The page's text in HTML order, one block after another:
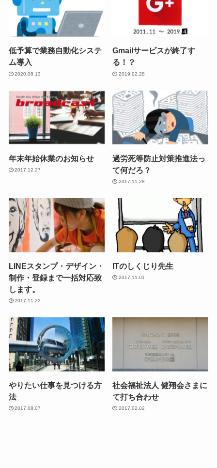
低予算で業務自動化システ
ム導入
2020.08.13
Gmailサービスが終了す
る！？
2019.02.28
年末年始休業のお知らせ
2017.12.27
過労死等防止対策推進法っ
て何だろ？
2017.11.28
LINEスタンプ・デザイン・
制作・登録まで一括対応致
します。
2017.11.22
ITのしくじり先生
2017.11.01
やりたい仕事を見つける方
法
2017.08.07
社会福祉法人 健翔会さまに
て打ち合わせ
2017.02.02